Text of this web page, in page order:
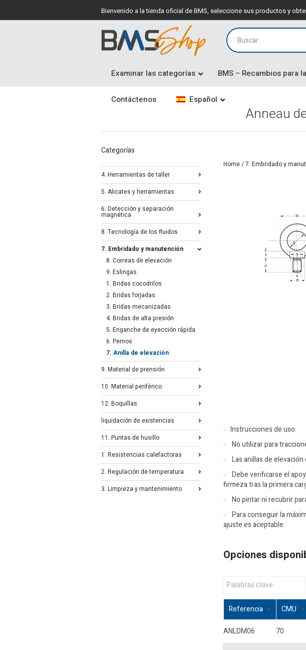
Bienvenido a la tienda oficial de BMS, seleccione sus productos y
Examinar las categorías BMS – Recambios para
Contáctenos Español
Anneau
Home/7. Embridado y
Instrucciones de uso:
No utilizar para
Las anillas de
Debe verificarse el
firmeza tras la primera
No pintar ni recubrir
Para conseguir la
ajuste es aceptable.
Opciones
Referencia CMU
ANLDM06 70
Categorías
4. Herramientas de taller
5. Alicates y herramientas
6. Detección y separación
magnética
8. Tecnología de los fluidos
7. Embridado y manutención
8. Correas de elevación
9. Eslingas
1. Bridas cocodrilos
2. Bridas forjadas
3. Bridas mecanizadas
4. Bridas de alta presión
5. Enganche de eyección rápida
6. Pernos
7. Anilla de elevación
9. Material de prensión
10. Material periférico
12. Boquillas
liquidación de existencias
11. Puntas de husillo
1. Resistencias calefactoras
2. Regulación de temperatura
3. Limpieza y mantenimiento